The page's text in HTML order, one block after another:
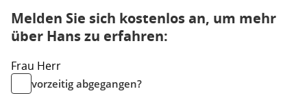
Melden Sie sich kostenlos an, um mehr
über Hans zu erfahren:
Frau Herr
vorzeitig abgegangen?